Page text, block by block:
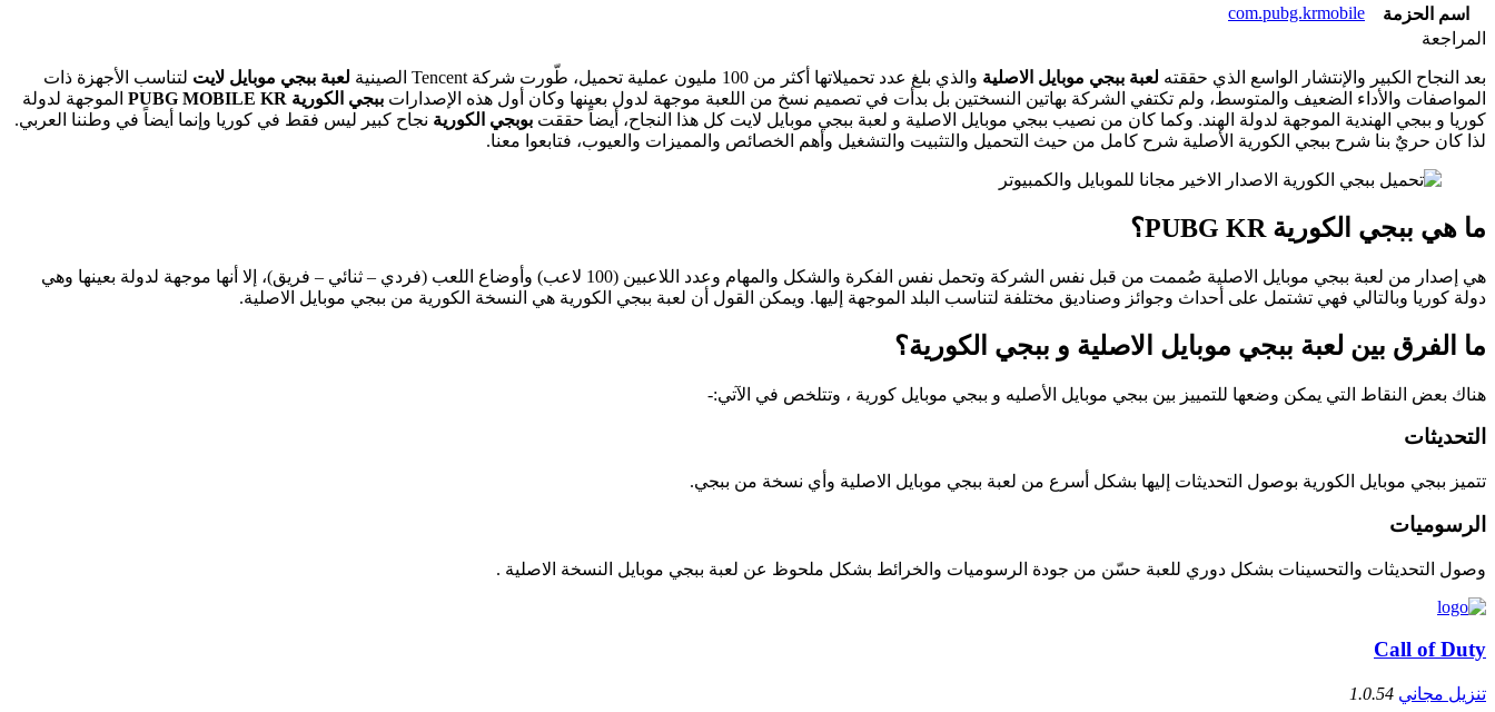
اسم الحزمة
com.pubg.krmobile
المراجعة
بعد النجاح الكبير والإنتشار الواسع الذي حققته لعبة ببجي موبايل الاصلية والذي بلغ عدد تحميلاتها أكثر من 100 مليون عملية تحميل، طّورت شركة Tencent الصينية لعبة ببجي موبايل لايت لتناسب الأجهزة ذات
المواصفات والأداء الضعيف والمتوسط، ولم تكتفي الشركة بهاتين النسختين بل بدأت في تصميم نسخ من اللعبة موجهة لدول بعينها وكان أول هذه الإصدارات ببجي الكورية PUBG MOBILE KR الموجهة لدولة
كوريا و ببجي الهندية الموجهة لدولة الهند. وكما كان من نصيب ببجي موبايل الاصلية و لعبة ببجي موبايل لايت كل هذا النجاح، أيضاً حققت بوبجي الكورية نجاح كبير ليس فقط في كوريا وإنما أيضاً في وطننا العربي.
لذا كان حريٌ بنا شرح ببجي الكورية الأصلية شرح كامل من حيث التحميل والتثبيت والتشغيل وأهم الخصائص والمميزات والعيوب، فتابعوا معنا.
ما هي ببجي الكورية PUBG KR؟
هي إصدار من لعبة ببجي موبايل الاصلية صُممت من قبل نفس الشركة وتحمل نفس الفكرة والشكل والمهام وعدد اللاعبين (100 لاعب) وأوضاع اللعب (فردي – ثنائي – فريق)، إلا أنها موجهة لدولة بعينها وهي
دولة كوريا وبالتالي فهي تشتمل على أحداث وجوائز وصناديق مختلفة لتناسب البلد الموجهة إليها. ويمكن القول أن لعبة ببجي الكورية هي النسخة الكورية من ببجي موبايل الاصلية.
ما الفرق بين لعبة ببجي موبايل الاصلية و ببجي الكورية؟
هناك بعض النقاط التي يمكن وضعها للتمييز بين ببجي موبايل الأصليه و ببجي موبايل كورية ، وتتلخص في الآتي:-
التحديثات
تتميز ببجي موبايل الكورية بوصول التحديثات إليها بشكل أسرع من لعبة ببجي موبايل الاصلية وأي نسخة من ببجي.
الرسوميات
وصول التحديثات والتحسينات بشكل دوري للعبة حسّن من جودة الرسوميات والخرائط بشكل ملحوظ عن لعبة ببجي موبايل النسخة الاصلية .
Call of Duty
تنزيل مجاني 1.0.54